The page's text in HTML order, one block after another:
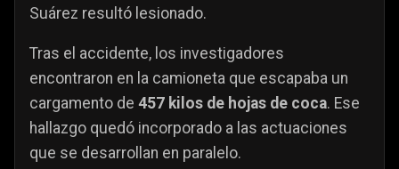
Suárez resultó lesionado.
Tras el accidente, los investigadores
encontraron en la camioneta que escapaba un
cargamento de 457 kilos de hojas de coca. Ese
hallazgo quedó incorporado a las actuaciones
que se desarrollan en paralelo.